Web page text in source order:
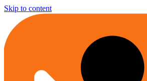
Skip to content